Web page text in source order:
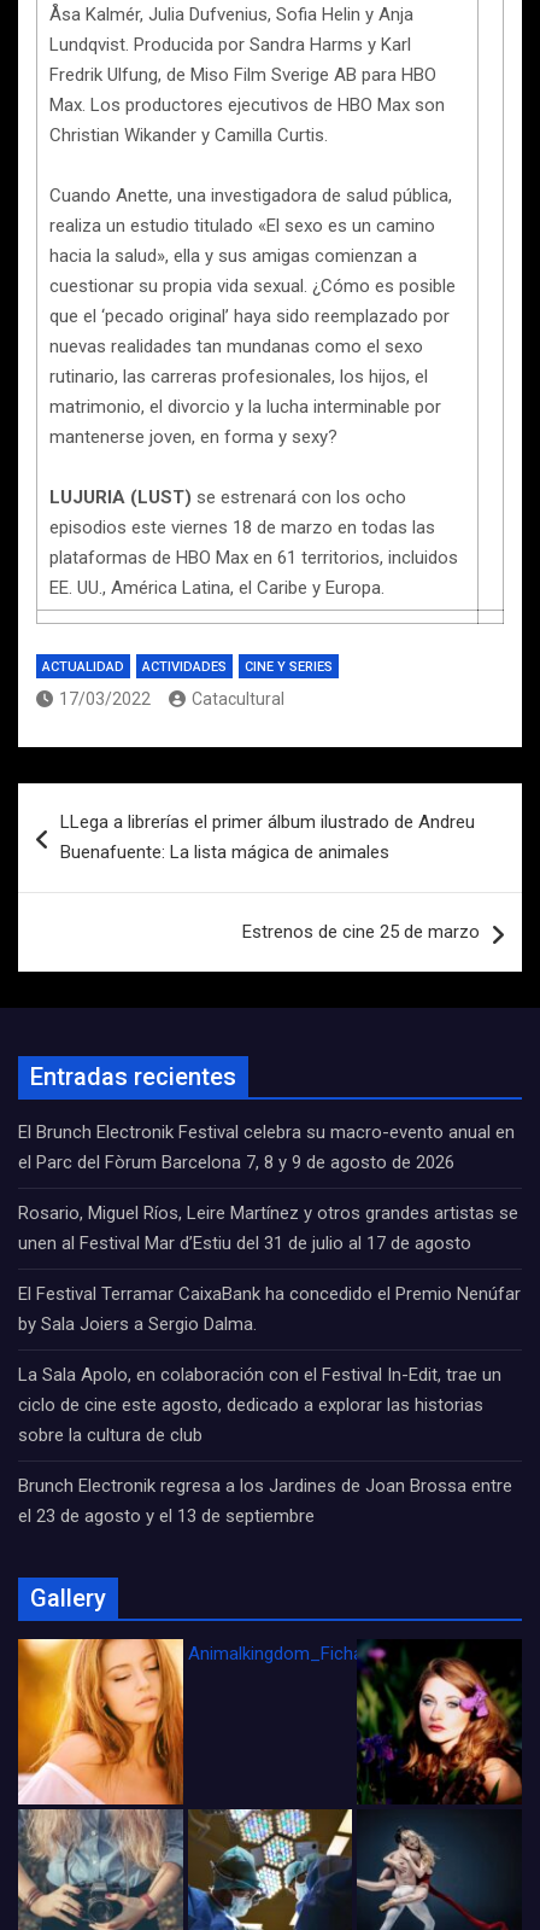
Åsa Kalmér, Julia Dufvenius, Sofia Helin y Anja
Lundqvist. Producida por Sandra Harms y Karl
Fredrik Ulfung, de Miso Film Sverige AB para HBO
Max. Los productores ejecutivos de HBO Max son
Christian Wikander y Camilla Curtis.
Cuando Anette, una investigadora de salud pública,
realiza un estudio titulado «El sexo es un camino
hacia la salud», ella y sus amigas comienzan a
cuestionar su propia vida sexual. ¿Cómo es posible
que el ‘pecado original’ haya sido reemplazado por
nuevas realidades tan mundanas como el sexo
rutinario, las carreras profesionales, los hijos, el
matrimonio, el divorcio y la lucha interminable por
mantenerse joven, en forma y sexy?
LUJURIA (LUST) se estrenará con los ocho
episodios este viernes 18 de marzo en todas las
plataformas de HBO Max en 61 territorios, incluidos
EE. UU., América Latina, el Caribe y Europa.
ACTUALIDAD ACTIVIDADES CINE Y SERIES
17/03/2022 Catacultural
de
LLega a librerías el primer álbum ilustrado de Andreu
Buenafuente: La lista mágica de animales
Estrenos de cine 25 de marzo
Entradas recientes
El Brunch Electronik Festival celebra su macro-evento anual en
el Parc del Fòrum Barcelona 7, 8 y 9 de agosto de 2026
Rosario, Miguel Ríos, Leire Martínez y otros grandes artistas se
unen al Festival Mar d’Estiu del 31 de julio al 17 de agosto
El Festival Terramar CaixaBank ha concedido el Premio Nenúfar
by Sala Joiers a Sergio Dalma.
La Sala Apolo, en colaboración con el Festival In-Edit, trae un
ciclo de cine este agosto, dedicado a explorar las historias
sobre la cultura de club
Brunch Electronik regresa a los Jardines de Joan Brossa entre
el 23 de agosto y el 13 de septiembre
Gallery
Animalkingdom_FichaCine